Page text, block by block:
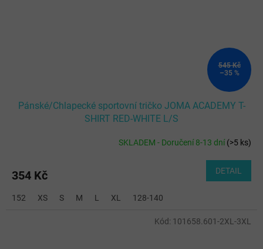
545 Kč
–35 %
Pánské/Chlapecké sportovní tričko JOMA ACADEMY T-
SHIRT RED-WHITE L/S
SKLADEM - Doručení 8-13 dní(>5 ks)
354 Kč DETAIL
152 XS S M L XL 128-140
Kód: 101658.601-2XL-3XL